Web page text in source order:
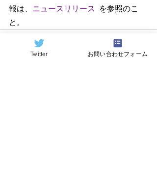
報は、 ニュースリリース
を参照のこ
と。
Twitter お問い合わせフォーム